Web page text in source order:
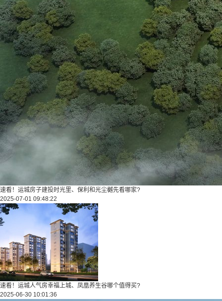
速看！运城房子建投时光里、保利和光尘樾先看哪家?
2025-07-01 09:48:22
速看！运城人气房幸福上城、凤凰养生谷哪个值得买?
2025-06-30 10:01:36